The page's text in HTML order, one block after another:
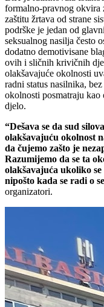
formalno-pravnog okvira
zaštitu žrtava od strane
podrške je jedan od
seksualnog nasilja često
dodatno demotivisane
ovih i sličnih krivičnih
olakšavajuće okolnosti
radni status nasilnika,
okolnosti posmatraju
djelo.
“Dešava se da sud
olakšavajuću okolnost
da čujemo zašto je
Razumijemo da se ta
olakšavajuća ukoliko
nipošto kada se radi o
organizatori.